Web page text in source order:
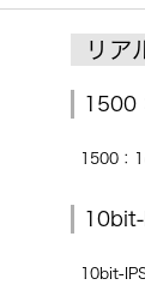
リア
1500
1500：1
10bit-
10bit-